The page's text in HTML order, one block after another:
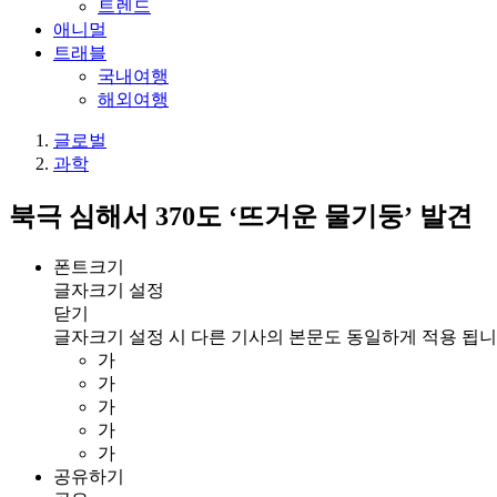
트렌드
애니멀
트래블
국내여행
해외여행
글로벌
과학
북극 심해서 370도 ‘뜨거운 물기둥’ 발견
폰트크기
글자크기 설정
닫기
글자크기 설정 시 다른 기사의 본문도 동일하게 적용 됩
가
가
가
가
가
공유하기